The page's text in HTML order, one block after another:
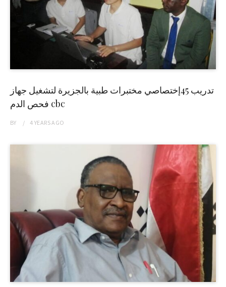
تدريب 45إختصاصي مختبرات طبية بالجزيرة لتشغيل جهاز
فحص الدم cbc
BY 4 YEARSAGO